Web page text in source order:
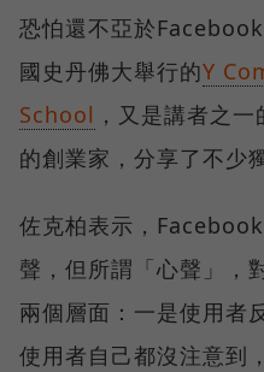
恐怕還不亞於
國史丹佛大舉行的Y
School ，又是講者之
的創業家，分享了不少
佐克柏表示，
聲，但所謂「心聲」，
兩個層面：一是使用者
使用者自己都沒注意到